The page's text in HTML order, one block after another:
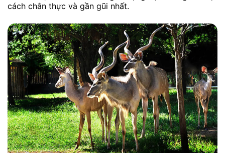
cách chân thực và gần gũi nhất.